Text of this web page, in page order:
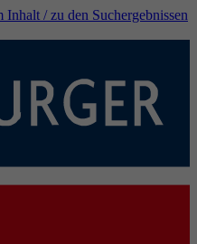
Inhalt / zu den Suchergebnissen